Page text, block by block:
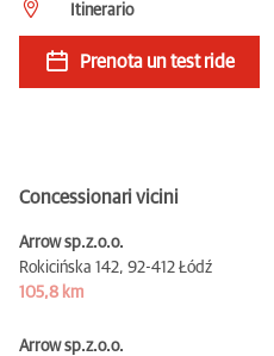
Itinerario
Prenota un test ride
Concessionari vicini
Arrow sp.z.o.o.
Rokicińska 142, 92-412 Łódź
105,8 km
Arrow sp.z.o.o.